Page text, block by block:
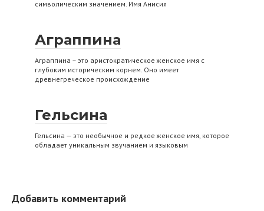
символическим значением. Имя Анисия
Аграппина
Аграппина – это аристократическое женское имя с
глубоким историческим корнем. Оно имеет
древнегреческое происхождение
Гельсина
Гельсина — это необычное и редкое женское имя, которое
обладает уникальным звучанием и языковым
Добавить комментарий